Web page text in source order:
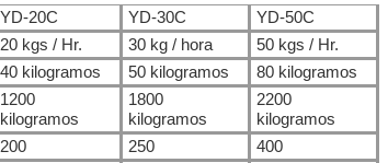
YD-20C YD-30C
YD-50C
20 kgs / Hr. 30 kg / hora
50 kgs / Hr.
40 kilogramos 50 kilogramos
80 kilogramos
1200
kilogramos
1800
kilogramos
2200
kilogramos
200 250
400